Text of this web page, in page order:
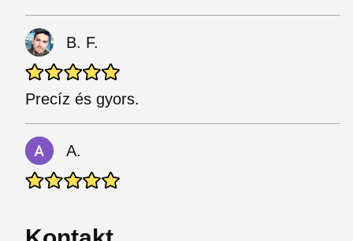
B. F.
Precíz és gyors.
A.